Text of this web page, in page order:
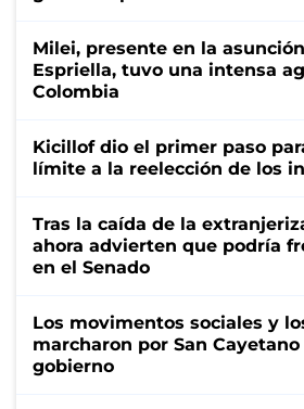
Milei, presente en la
Espriella, tuvo una intensa
Colombia
Kicillof dio el primer paso
límite a la reelección de los
Tras la caída de la
ahora advierten que podría
en el Senado
Los movimentos sociales y
marcharon por San
gobierno